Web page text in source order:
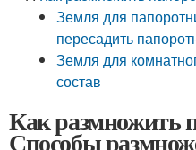
Земля для
пересадить
Земля для
состав
Как размножить
Способы